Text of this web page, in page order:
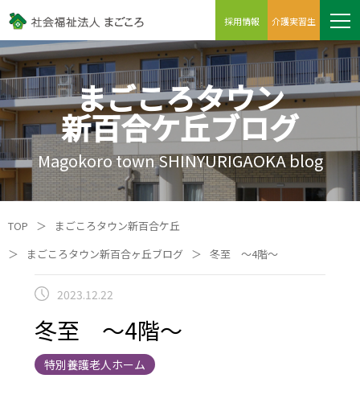
採用情報 介護実習生
まごころタウン
新百合ケ丘ブログ
Magokoro town SHINYURIGAOKA blog
TOP ＞
まごころタウン新百合ケ丘
＞
まごころタウン新百合ヶ丘ブログ ＞ 冬至 ～4階～
2023.12.22
冬至 ～4階～
特別養護老人ホーム